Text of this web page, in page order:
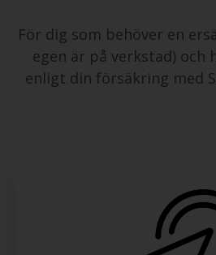
För dig som behöver en
egen är på verkstad)
enligt din försäkring med